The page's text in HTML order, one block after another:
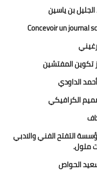
بن ياسين
المفتشين
الداودي
الكرافيكي
التفتح الفني والادبي
ملول.
الحواص